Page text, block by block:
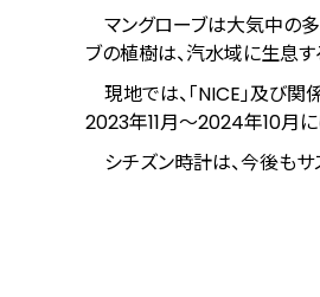
マングローブは大気中の
ブの植樹は、汽水域に生息
現地では、「NICE」及び関
2023年11月～2024年10月に
シチズン時計は、今後も